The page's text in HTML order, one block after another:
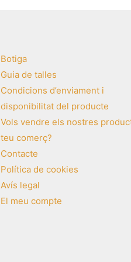
Botiga
Guia de talles
Condicions d’enviament i
disponibilitat del producte
Vols vendre els nostres
teu comerç?
Contacte
Política de cookies
Avís legal
El meu compte